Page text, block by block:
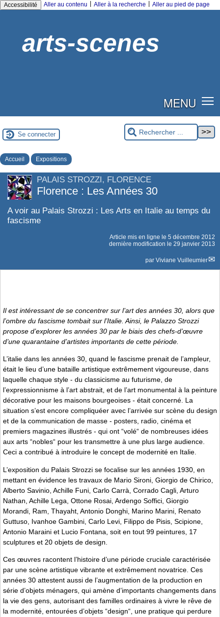
Accessibilité Aller au contenu Aller à la recherche Aller au pied de page
arts-scenes
MENU
Se connecter
Accueil Expositions
PALAIS STROZZI, FLORENCE
Florence : Les Années 30
A voir au Palais Strozzi : Les Arts en Italie au temps du
fascisme
Article mis en ligne le 5 décembre 2012
dernière modification le 29 janvier 2013
par Viviane Vuilleumier
Il est intéressant de se concentrer sur l’art des années 30, alors que
l’ombre du fascisme tombait sur l’Italie. Ainsi, le Palazzo Strozzi
propose d’explorer les années 30 par le biais des chefs-d’œuvre
d’une quarantaine d’artistes importants de cette période.
L’italie dans les années 30, quand le fascisme prenait de l’ampleur,
était le lieu d’une bataille artistique extrêmement vigoureuse, dans
laquelle chaque style - du classicisme au futurisme, de
l’expressionnisme à l’art abstrait, et de l’art monumental à la peinture
décorative pour les maisons bourgeoises - était concerné. La
situation s’est encore compliquéer avec l’arrivée sur scène du design
et de la communication de masse - posters, radio, cinéma et
premiers magazines illustrés - qui ont “volé“ de nombreuses idées
aux arts “nobles“ pour les transmettre à une plus large audience.
Ceci a contribué à introduire le concept de modernité en Italie.
L’exposition du Palais Strozzi se focalise sur les années 1930, en
mettant en évidence les travaux de Mario Sironi, Giorgio de Chirico,
Alberto Savinio, Achille Funi, Carlo Carrà, Corrado Cagli, Arturo
Nathan, Achille Lega, Ottone Rosai, Ardengo Soffici, Giorgio
Morandi, Ram, Thayaht, Antonio Donghi, Marino Marini, Renato
Guttuso, Ivanhoe Gambini, Carlo Levi, Filippo de Pisis, Scipione,
Antonio Maraini et Lucio Fontana, soit en tout 99 peintures, 17
sculptures et 20 objets de design.
Ces œuvres racontent l’histoire d’une période cruciale caractérisée
par une scène artistique vibrante et extrêmement novatrice. Ces
années 30 attestent aussi de l’augmentation de la production en
série d’objets ménagers, qui amène d’importants changements dans
la vie des gens, autorisant des familles ordinaires à vivre le rêve de
la modernité, entourées d’objets “design“, une pratique qui perdure